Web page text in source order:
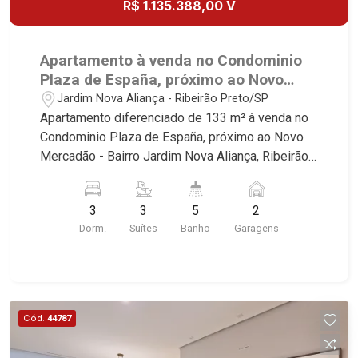
R$ 1.135.388,00 V
Apartamento à venda no Condominio
Plaza de España, próximo ao Novo
Mercadão - Ribeirão Preto/SP.
Jardim Nova Aliança - Ribeirão Preto/SP
Apartamento diferenciado de 133 m² à venda no
Condominio Plaza de España, próximo ao Novo
Mercadão - Bairro Jardim Nova Aliança, Ribeirão
imóvel que a Martinelli Imobiliária selecionou
para você: - 143m² de area util - 03 suites - Sala
02 ambientes com Open View - Lavabo - Cozinha
dormitórios, sala e sacada gourmet - Area de
Serviço - Banheiro de Serviço - Varanda Gourmet
com Churrasqueira à gás - 02 Vagas - Fino
3
Dorm.
3
Suítes
5
Banho
2
Garagens
Cód. 44787